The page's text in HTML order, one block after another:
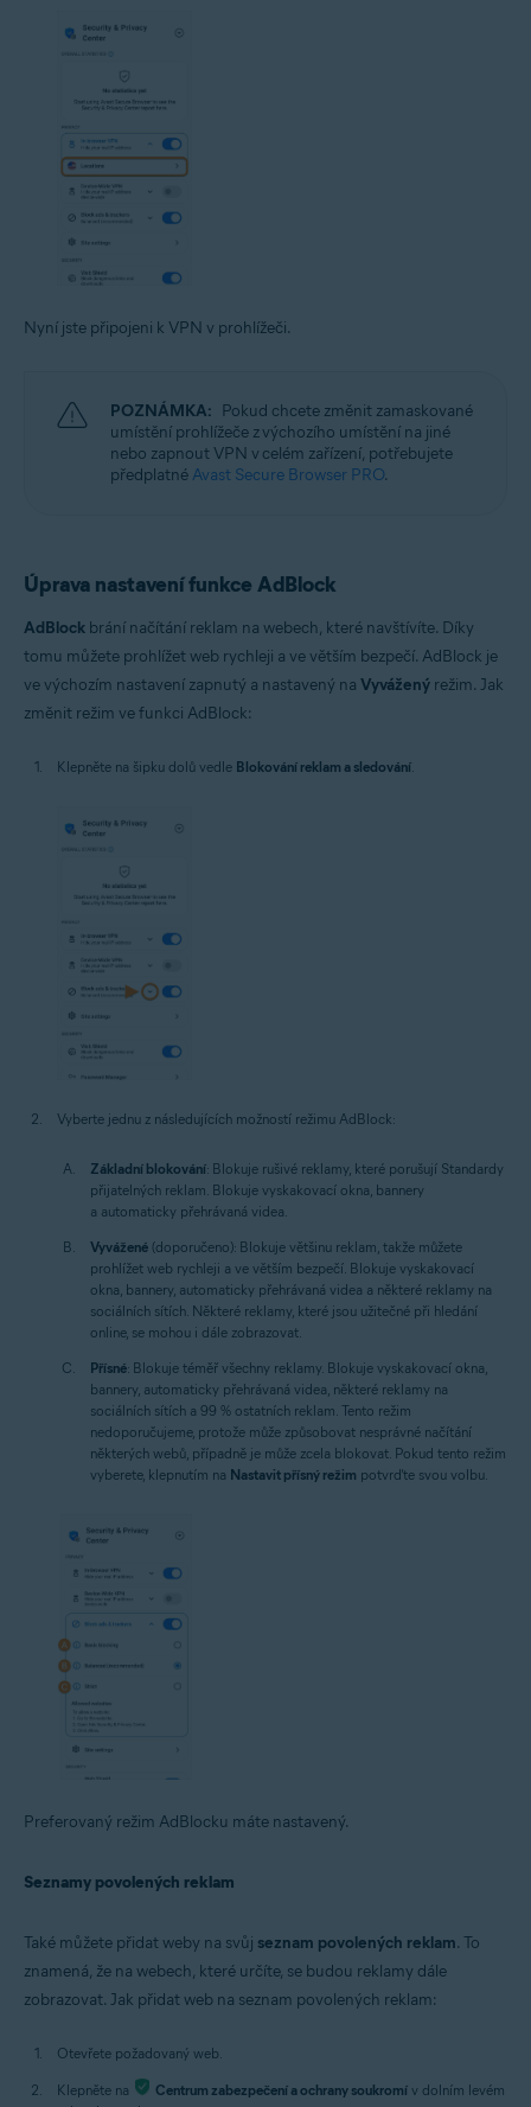
Nyní jste připojeni k VPN v prohlížeči.
POZNÁMKA: Pokud chcete změnit zamaskované
umístění prohlížeče z výchozího umístění na jiné
nebo zapnout VPN v celém zařízení, potřebujete
předplatné Avast Secure Browser PRO.
Úprava nastavení funkce AdBlock
AdBlock brání načítání reklam na webech, které navštívíte. Díky
tomu můžete prohlížet web rychleji a ve větším bezpečí. AdBlock je
ve výchozím nastavení zapnutý a nastavený na Vyvážený režim. Jak
změnit režim ve funkci AdBlock:
Klepněte na šipku dolů vedle Blokování reklam a sledování
Vyberte jednu z následujících možností režimu AdBlock:
Základní blokování: Blokuje rušivé reklamy, které porušují Standardy
přijatelných reklam. Blokuje vyskakovací okna, bannery
a automaticky přehrávaná videa.
Vyvážené (doporučeno): Blokuje většinu reklam, takže můžete
prohlížet web rychleji a ve větším bezpečí. Blokuje vyskakovací
okna, bannery, automaticky přehrávaná videa a některé reklamy na
sociálních sítích. Některé reklamy, které jsou užitečné při hledání
online, se mohou i dále zobrazovat.
Přísné: Blokuje téměř všechny reklamy. Blokuje vyskakovací okna,
bannery, automaticky přehrávaná videa, některé reklamy na
sociálních sítích a 99 % ostatních reklam. Tento režim
nedoporučujeme, protože může způsobovat nesprávné načítání
některých webů, případně je může zcela blokovat. Pokud tento režim
vyberete, klepnutím na Nastavit přísný režim potvrďte svou volbu.
Preferovaný režim AdBlocku máte nastavený.
Seznamy povolených reklam
Také můžete přidat weby na svůj seznam povolených reklam. To
znamená, že na webech, které určíte, se budou reklamy dále
zobrazovat. Jak přidat web na seznam povolených reklam:
Otevřete požadovaný web.
Klepněte na Centrum zabezpečení a ochrany soukromí v dolním levém